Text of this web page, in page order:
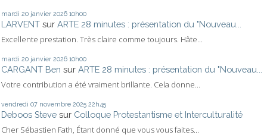
mardi 20 janvier 2026 10h00
LARVENT sur ARTE 28 minutes : présentation du "Nouveau...
Excellente prestation. Très claire comme toujours. Hâte...
mardi 20 janvier 2026 10h00
CARGANT Ben sur ARTE 28 minutes : présentation du "Nouveau...
Votre contribution a été vraiment brillante. Cela donne...
vendredi 07 novembre 2025 22h45
Deboos Steve sur Colloque Protestantisme et Interculturalité
Cher Sébastien Fath, Étant donné que vous vous faites...